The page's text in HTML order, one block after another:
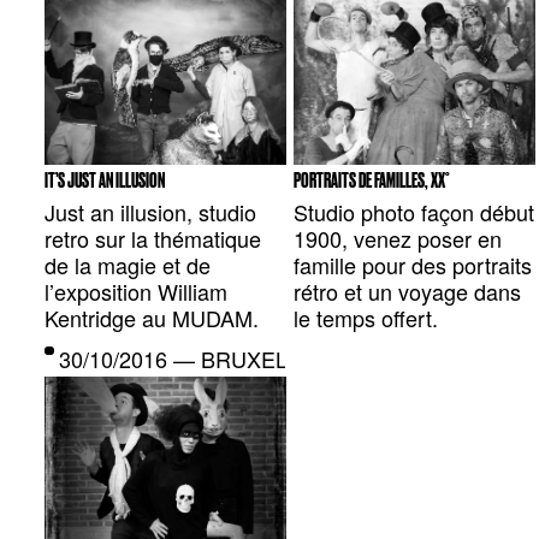
IT’S JUST AN ILLUSION
Just an illusion, studio
retro sur la thématique
de la magie et de
l’exposition William
Kentridge au MUDAM.
PORTRAITS DE FAMILLES, XX°
Studio photo façon début
1900, venez poser en
famille pour des portraits
rétro et un voyage dans
le temps offert.
30/10/2016 — BRUXELLES, BE